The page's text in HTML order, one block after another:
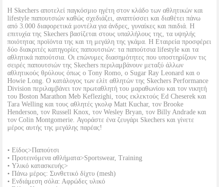
Η Skechers αποτελεί παγκόσμιο ηγέτη στον κλάδο των αθλητικών και
lifestyle παπουτσιών καθώς σχεδιάζει, αναπτύσσει και διαθέτει πάνω
από 3.000 διαφορετικά μοντέλα για άνδρες, γυναίκες και παιδιά. Η
επιτυχία της Skechers βασίζεται στους υπαλλήλους της, τα υψηλής
ποιότητας προϊόντα της και τη μεγάλη της γκάμα. Η Εταιρεία προσφέρει
δύο διακριτές κατηγορίες παπουτσιών: τα παπούτσια lifestyle και τα
αθλητικά παπούτσια. Οι επώνυμες διασημότητες που υποστηρίζουν τις
σειρές παπουτσιών της Skechers περιλαμβάνουν μεταξύ άλλων
αθλητικούς θρύλους όπως ο Tony Romo, ο Sugar Ray Leonard και ο
Howie Long. Ο κατάλογος των ελίτ αθλητών της Skechers Performance
Division περιλαμβάνει τον πρωταθλητή του μαραθωνίου και τον νικητή
του Boston Marathon Meb Keflezighi, τους εκλεκτούς Ed Cheserek και
Tara Welling και τους αθλητές γκολφ Matt Kuchar, τον Brooke
Henderson, τον Russell Knox, τον Wesley Bryan, τον Billy Andrade και
τον Colin Montgomerie. Αγοράστε ένα ζευγάρι Skechers και γίνετε
μέρος αυτής της μεγάλης παρέας!
• Είδος>Παπούτσι
• Προτεινόμενα αθλήματα>Sportswear, Training
• Υλικό κατασκευής>
• Πάνω μέρος: Συνθετικό δίχτυ (mesh)
• Ενδιάμεση σόλα: Αφρώδες υλικό